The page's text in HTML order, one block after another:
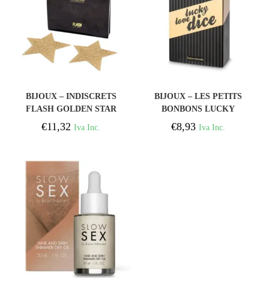
BIJOUX – INDISCRETS
FLASH GOLDEN STAR
NIPPLE COVERS
€11,32 Iva Inc.
BIJOUX – LES PETITS
BONBONS LUCKY
DADOS OF LOVE
ES/EN/FR
€8,93 Iva Inc.